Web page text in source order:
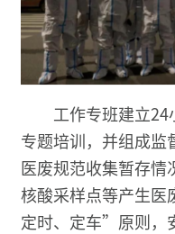
工作专班建立
专题培训，并组成监
医废规范收集暂存情
核酸采样点等产生医
定时、定车”原则，